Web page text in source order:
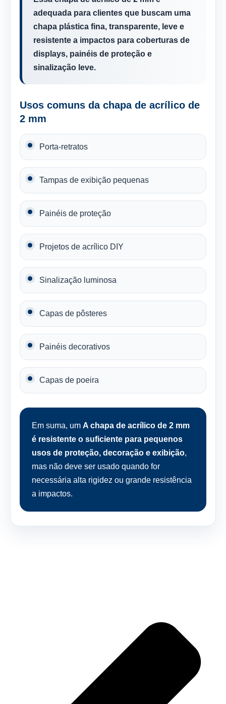
adequada para clientes que buscam uma
chapa plástica fina, transparente, leve e
resistente a impactos para coberturas de
displays, painéis de proteção e
sinalização leve.
Usos comuns da chapa de acrílico de
2 mm
Porta-retratos
Tampas de exibição pequenas
Painéis de proteção
Projetos de acrílico DIY
Sinalização luminosa
Capas de pôsteres
Painéis decorativos
Capas de poeira
Em suma, um A chapa de acrílico de 2 mm
é resistente o suficiente para pequenos
usos de proteção, decoração e exibição,
mas não deve ser usado quando for
necessária alta rigidez ou grande resistência
a impactos.